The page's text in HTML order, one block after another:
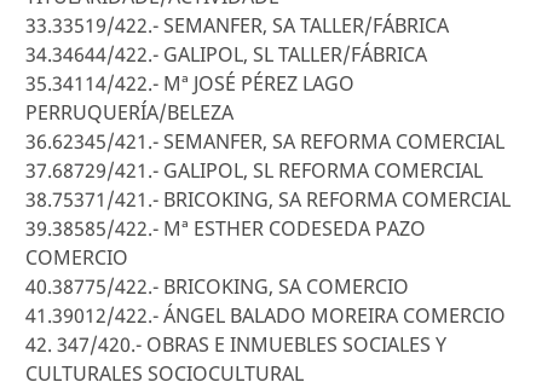
33.33519/422.- SEMANFER, SA TALLER/FÁBRICA
34.34644/422.- GALIPOL, SL TALLER/FÁBRICA
35.34114/422.- Mª JOSÉ PÉREZ LAGO
PERRUQUERÍA/BELEZA
36.62345/421.- SEMANFER, SA REFORMA COMERCIAL
37.68729/421.- GALIPOL, SL REFORMA COMERCIAL
38.75371/421.- BRICOKING, SA REFORMA COMERCIAL
39.38585/422.- Mª ESTHER CODESEDA PAZO
COMERCIO
40.38775/422.- BRICOKING, SA COMERCIO
41.39012/422.- ÁNGEL BALADO MOREIRA COMERCIO
42. 347/420.- OBRAS E INMUEBLES SOCIALES Y
CULTURALES SOCIOCULTURAL